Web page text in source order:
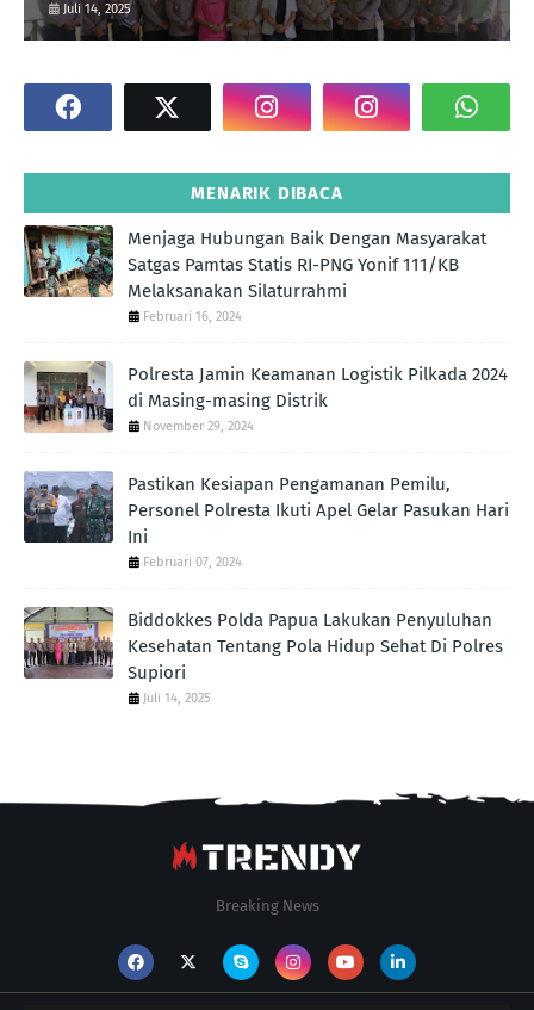
Juli 14, 2025
MENARIK DIBACA
Menjaga Hubungan Baik Dengan Masyarakat
Satgas Pamtas Statis RI-PNG Yonif 111/KB
Melaksanakan Silaturrahmi
Februari 16, 2024
Polresta Jamin Keamanan Logistik Pilkada 2024
di Masing-masing Distrik
November 29, 2024
Pastikan Kesiapan Pengamanan Pemilu,
Personel Polresta Ikuti Apel Gelar Pasukan Hari
Ini
Februari 07, 2024
Biddokkes Polda Papua Lakukan Penyuluhan
Kesehatan Tentang Pola Hidup Sehat Di Polres
Supiori
Juli 14, 2025
Breaking News